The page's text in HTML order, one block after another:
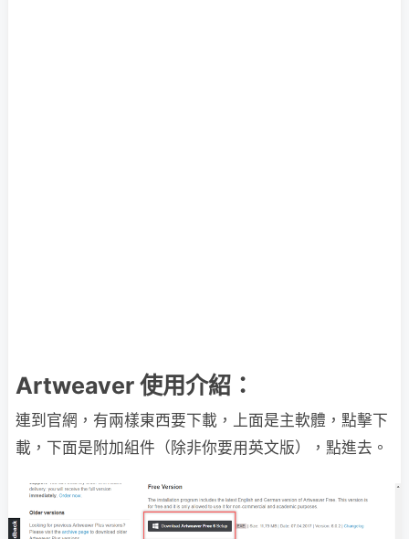
Artweaver 使用介紹：
連到官網，有兩樣東西要下載，上面是主軟體，點擊下
載，下面是附加組件（除非你要用英文版），點進去。